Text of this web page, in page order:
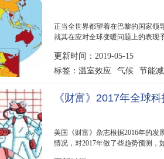
正当全世界都望着在巴黎的国家领
就其在应对全球变暖问题上的表现
更新时间：2019-05-15
标签： 温室效应 气候 节能
《财富》2017年全球
美国《财富》杂志根据2016年的发
情况，对2017年做了些趋势预测，